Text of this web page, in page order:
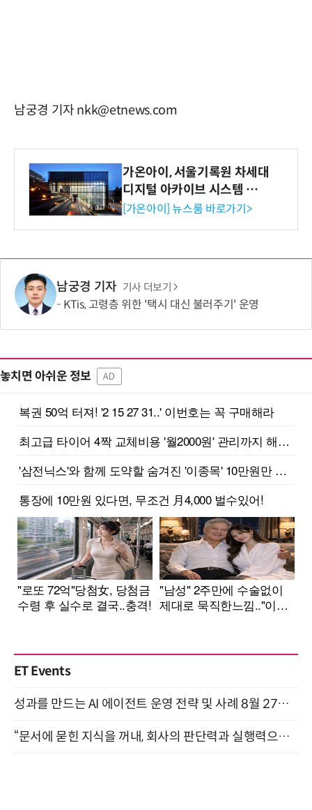
남궁경 기자 nkk@etnews.com
가온아이, 서울기록원 차세대
디지털 아카이브 시스템 구축
수행
[가온아이] 뉴스룸 바로가기>
남궁경 기자 기사 더보기
KTis, 고령층 위한 '택시 대신 불러주기' 운영
놓치면 아쉬운 정보 AD
ET Events
성과를 만드는 AI 에이전트 운영 전략 및 사례 8월 27일 개최
“문서에 묻힌 지식을 꺼내, 회사의 판단력과 실행력으로 바꾸다” (8/20)